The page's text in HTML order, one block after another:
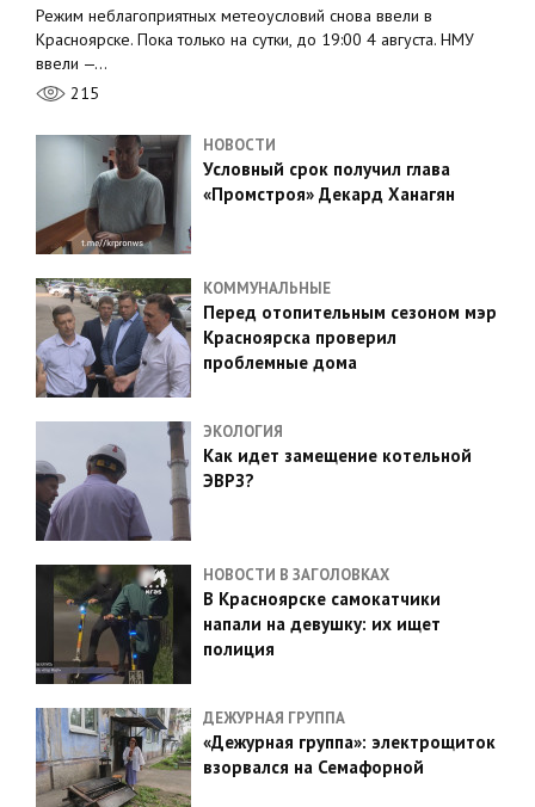
Режим неблагоприятных метеоусловий снова ввели в
Красноярске. Пока только на сутки, до 19:00 4 августа. НМУ
ввели —…
215
НОВОСТИ
Условный срок получил глава
«Промстроя» Декард Ханагян
КОММУНАЛЬНЫЕ
Перед отопительным сезоном мэр
Красноярска проверил
проблемные дома
ЭКОЛОГИЯ
Как идет замещение котельной
ЭВРЗ?
НОВОСТИ В ЗАГОЛОВКАХ
В Красноярске самокатчики
напали на девушку: их ищет
полиция
ДЕЖУРНАЯ ГРУППА
«Дежурная группа»: электрощиток
взорвался на Семафорной